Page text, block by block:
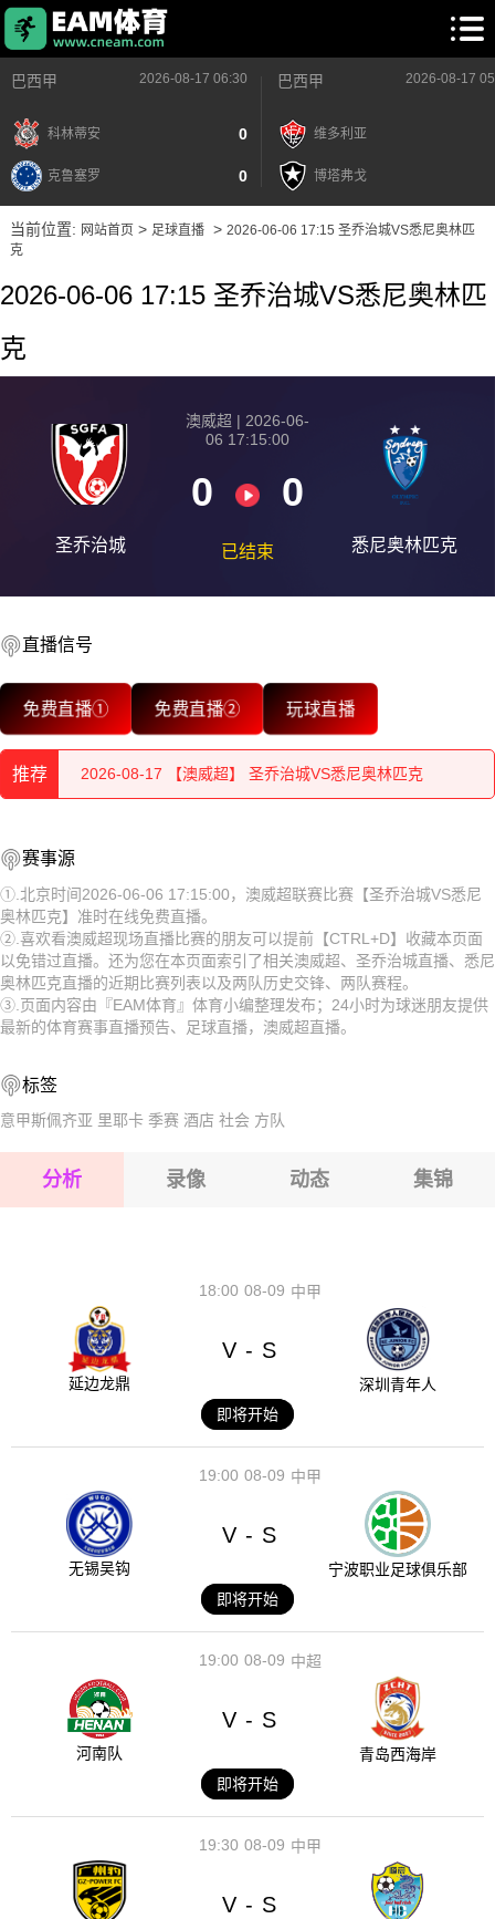
巴西甲 2026-08-17 06:30
科林蒂安 0
克鲁塞罗 0
巴西甲 2026-08-17
维多利亚
博塔弗戈
当前位置: 网站首页> 足球直播> 2026-06-06 17:15 圣乔治城VS悉尼奥林匹
克
2026-06-06 17:15 圣乔治城VS悉尼奥林匹
克
圣乔治城
澳威超 | 2026-06-
06 17:15:00
0 0
已结束 悉尼奥林匹克
直播信号
免费直播① 免费直播② 玩球直播
推荐
2026-08-17 【澳威超】 圣乔治城VS悉尼奥林匹克
2026-08-17 【澳威超】 圣乔治城VS悉尼奥林匹克
2026-08-17 【澳威超】 圣乔治城VS悉尼奥林匹克
2026-08-17 【澳威超】 圣乔治城VS悉尼奥林匹克
2026-08-17 【澳威超】 圣乔治城VS悉尼奥林匹克
2026-08-17 【澳威超】 圣乔治城VS悉尼奥林匹克
2026-08-17 【澳威超】 圣乔治城VS悉尼奥林匹克
2026-08-17 【澳威超】 圣乔治城VS悉尼奥林匹克
2026-08-17 【澳威超】 圣乔治城VS悉尼奥林匹克
赛事源
①.北京时间2026-06-06 17:15:00，澳威超联赛比赛【圣乔治城VS悉尼
奥林匹克】准时在线免费直播。
②.喜欢看澳威超现场直播比赛的朋友可以提前【CTRL+D】收藏本页面
以免错过直播。还为您在本页面索引了相关澳威超、圣乔治城直播、悉尼
奥林匹克直播的近期比赛列表以及两队历史交锋、两队赛程。
③.页面内容由『EAM体育』体育小编整理发布；24小时为球迷朋友提供
最新的体育赛事直播预告、足球直播，澳威超直播。
标签
意甲斯佩齐亚 里耶卡 季赛 酒店 社会 方队
分析 录像 动态 集锦
08-09
18:00 中甲
延边龙鼎
V - S
深圳青年人
即将开始
08-09
19:00 中甲
无锡吴钩
V - S
宁波职业足球俱乐部
即将开始
08-09
19:00 中超
河南队
V - S
青岛西海岸
即将开始
08-09
19:30 中甲
V - S